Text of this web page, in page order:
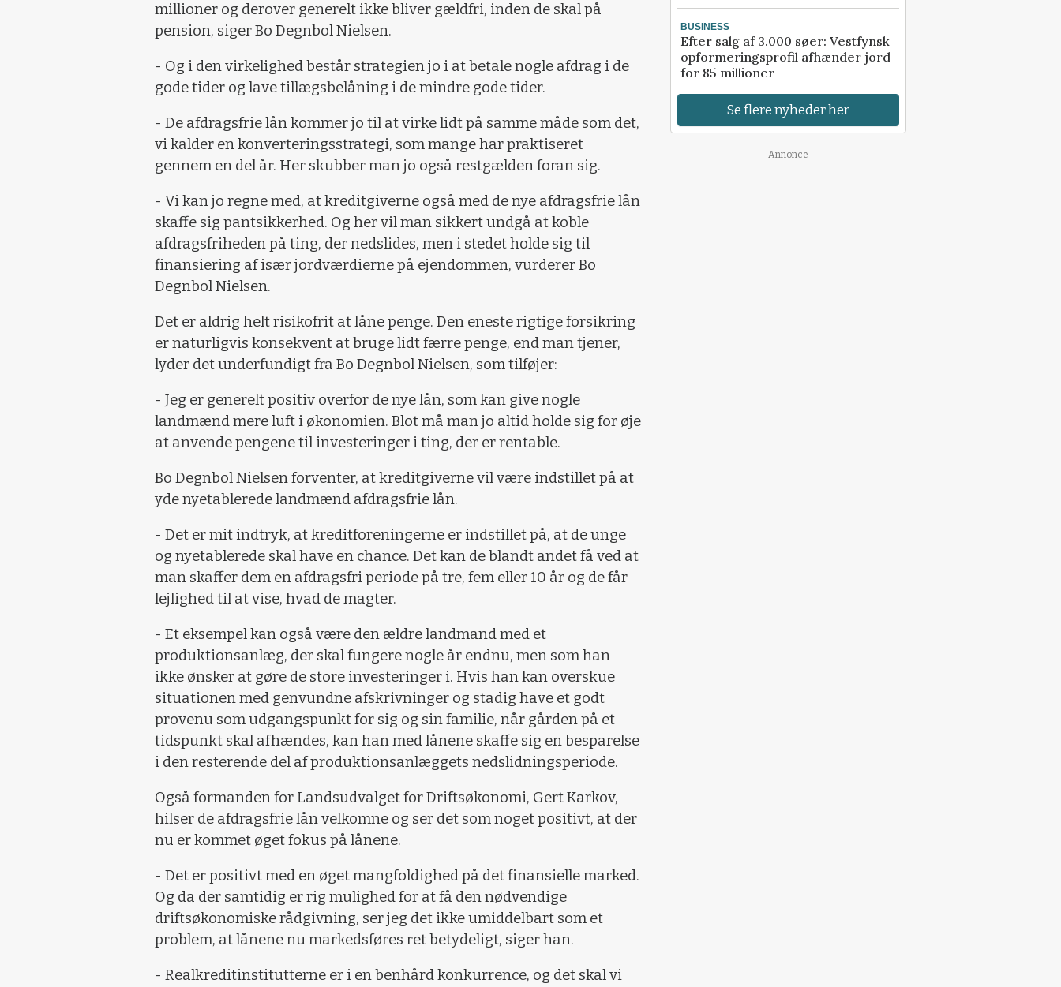
millioner og derover generelt ikke bliver gældfri, inden de skal på
pension, siger Bo Degnbol Nielsen.
- Og i den virkelighed består strategien jo i at betale nogle afdrag i de
gode tider og lave tillægsbelåning i de mindre gode tider.
- De afdragsfrie lån kommer jo til at virke lidt på samme måde som det,
vi kalder en konverteringsstrategi, som mange har praktiseret
gennem en del år. Her skubber man jo også restgælden foran sig.
- Vi kan jo regne med, at kreditgiverne også med de nye afdragsfrie lån
skaffe sig pantsikkerhed. Og her vil man sikkert undgå at koble
afdragsfriheden på ting, der nedslides, men i stedet holde sig til
finansiering af især jordværdierne på ejendommen, vurderer Bo
Degnbol Nielsen.
Det er aldrig helt risikofrit at låne penge. Den eneste rigtige forsikring
er naturligvis konsekvent at bruge lidt færre penge, end man tjener,
lyder det underfundigt fra Bo Degnbol Nielsen, som tilføjer:
- Jeg er generelt positiv overfor de nye lån, som kan give nogle
landmænd mere luft i økonomien. Blot må man jo altid holde sig for øje
at anvende pengene til investeringer i ting, der er rentable.
Bo Degnbol Nielsen forventer, at kreditgiverne vil være indstillet på at
yde nyetablerede landmænd afdragsfrie lån.
- Det er mit indtryk, at kreditforeningerne er indstillet på, at de unge
og nyetablerede skal have en chance. Det kan de blandt andet få ved at
man skaffer dem en afdragsfri periode på tre, fem eller 10 år og de får
lejlighed til at vise, hvad de magter.
- Et eksempel kan også være den ældre landmand med et
produktionsanlæg, der skal fungere nogle år endnu, men som han
ikke ønsker at gøre de store investeringer i. Hvis han kan overskue
situationen med genvundne afskrivninger og stadig have et godt
provenu som udgangspunkt for sig og sin familie, når gården på et
tidspunkt skal afhændes, kan han med lånene skaffe sig en besparelse
i den resterende del af produktionsanlæggets nedslidningsperiode.
Også formanden for Landsudvalget for Driftsøkonomi, Gert Karkov,
hilser de afdragsfrie lån velkomne og ser det som noget positivt, at der
nu er kommet øget fokus på lånene.
- Det er positivt med en øget mangfoldighed på det finansielle marked.
Og da der samtidig er rig mulighed for at få den nødvendige
driftsøkonomiske rådgivning, ser jeg det ikke umiddelbart som et
problem, at lånene nu markedsføres ret betydeligt, siger han.
- Realkreditinstitutterne er i en benhård konkurrence, og det skal vi
BUSINESS
Efter salg af 3.000 søer: Vestfynsk
opformeringsprofil afhænder jord
for 85 millioner
Se flere nyheder her
Annonce